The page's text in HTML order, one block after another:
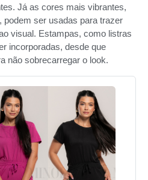
Já as cores mais vibrantes,
ser usadas para trazer
visual. Estampas, como listras
incorporadas, desde que
não sobrecarregar o look.